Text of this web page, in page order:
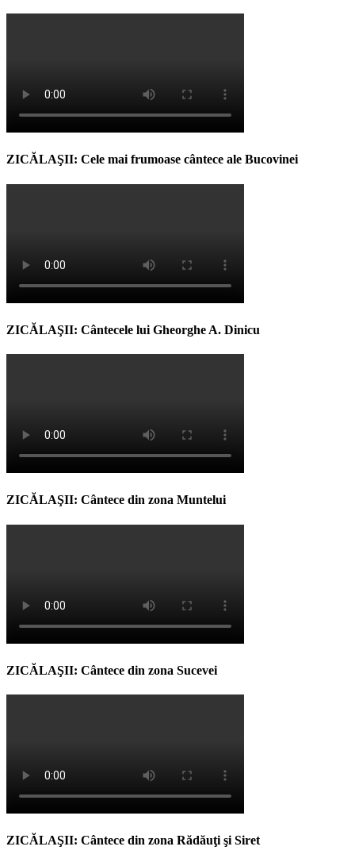
ZICĂLAŞII: Cele mai frumoase cântece ale Bucovinei
ZICĂLAŞII: Cântecele lui Gheorghe A. Dinicu
ZICĂLAŞII: Cântece din zona Muntelui
ZICĂLAŞII: Cântece din zona Sucevei
ZICĂLAŞII: Cântece din zona Rădăuţi şi Siret